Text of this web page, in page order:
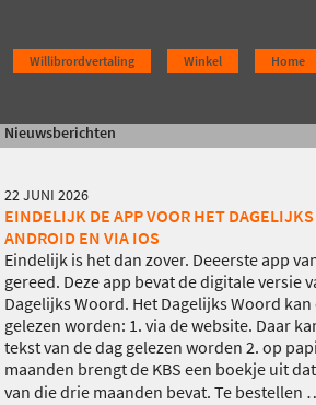
Home
Winkel
Willibrordvertaling
Nieuwsberichten
22 JUNI 2026
EINDELIJK DE APP VOOR HET
ANDROID EN VIA IOS
Eindelijk is het dan zover. Deeerste app
gereed. Deze app bevat de digitale versie
Dagelijks Woord. Het Dagelijks Woord
gelezen worden: 1. via de website. Daar
tekst van de dag gelezen worden 2. op
maanden brengt de KBS een boekje uit
van die drie maanden bevat. Te bestellen